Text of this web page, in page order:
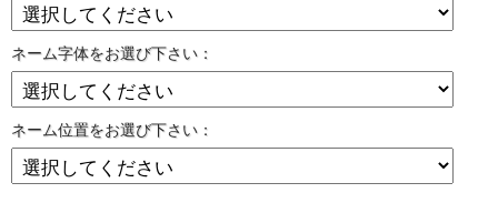
ネーム字体をお選び下さい：
ネーム位置をお選び下さい：